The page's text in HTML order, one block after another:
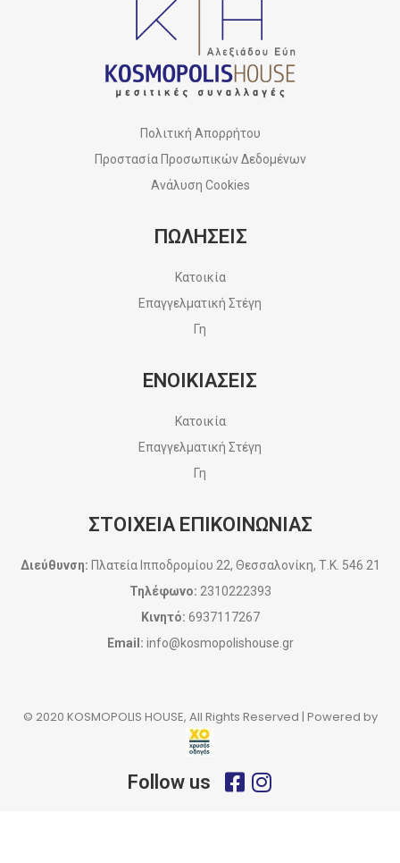
Πολιτική Απορρήτου
Προστασία Προσωπικών Δεδομένων
Ανάλυση Cookies
ΠΩΛΗΣΕΙΣ
Κατοικία
Επαγγελματική Στέγη
Γη
ΕΝΟΙΚΙΑΣΕΙΣ
Κατοικία
Επαγγελματική Στέγη
Γη
ΣΤΟΙΧΕΙΑ ΕΠΙΚΟΙΝΩΝΙΑΣ
Διεύθυνση: Πλατεία Ιπποδρομίου 22, Θεσσαλονίκη, Τ.Κ. 546 21
Τηλέφωνο: 2310222393
Κινητό: 6937117267
Email: info@kosmopolishouse.gr
© 2020 KOSMOPOLIS HOUSE, All Rights Reserved | Powered by
Follow us